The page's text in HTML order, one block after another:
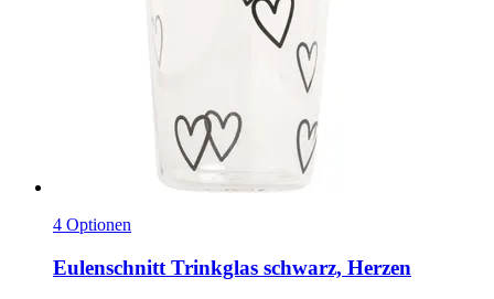
4 Optionen
Eulenschnitt Trinkglas schwarz, Herzen